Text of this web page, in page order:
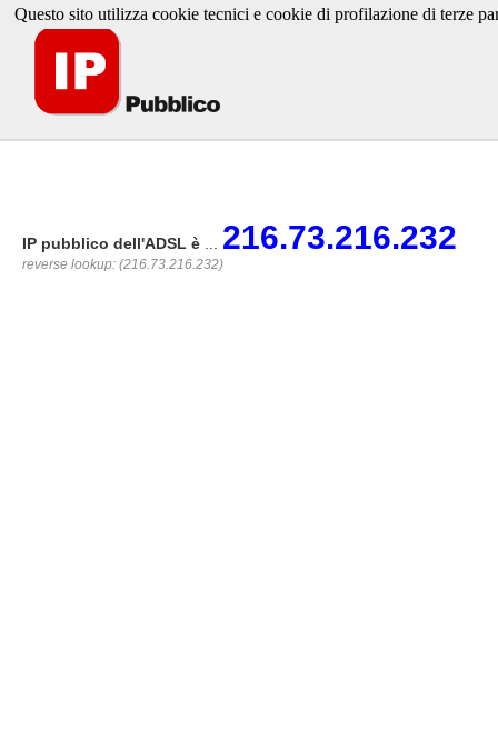
IP pubblico dell'ADSL è 216.73.216.232
reverse lookup: (216.73.216.232)
Questo sito utilizza cookie tecnici e cookie di profilazione di terze